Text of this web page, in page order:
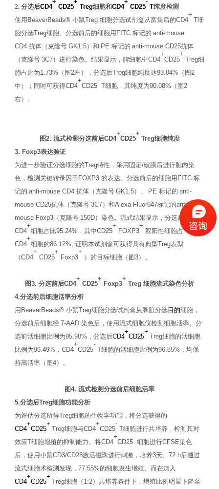
2. 分选后CD4
+
CD25
+
Treg细胞和CD4
+
CD25
-
T纯度检测
使用 BeaverBeads® 小鼠Treg 细胞分选试剂盒从富集后的CD4
+
T细
胞分选Treg细胞。 分选前后的细胞用 FITC 标记的 anti-mouse
CD4 抗体（克隆号 GK1.5）和 PE 标记的 anti-mouse CD25抗体
（克隆号 3C7）进行染色。 结果显示，脾细胞中CD4
+
CD25
+
Treg细
胞占比为1.73% （ 图2左）， 分选后Treg细胞纯度达93.04% （ 图2
中）
；同时可获得CD4
+
CD25
-
T细胞， 其纯度为90.08% （ 图2
右） 。
图2. 流式检测分选前后CD4
+
CD25
+
Treg细胞纯度
3. Foxp3表达验证
为进一步验证分选细胞的Treg特性，采用固定/破膜后进行胞内染
色，检测关键转录因子FOXP3 的表达。分选前后的细胞用 FITC 标
记的 anti-mouse CD4 抗体（克隆号 GK1.5）、 PE 标记的 anti-
mouse CD25抗体（克隆号 3C7）和Alexa Fluor647标记的anti-
mouse Foxp3 （克隆号 150D）染色。流式结果显示，分选后
CD4
+
细胞占比95.24% ，其中CD25
+
FOXP3
+
双阳性细胞占
CD4
+
细胞的86.12%, 证明本试剂盒可获得具有典型Treg表型
（CD4
+
CD25
+
Foxp3
+
）的目标细胞 （ 图3）。
图3. 分选前后CD4
+
CD25
+
Foxp3
+
Treg 细胞流式染色分析
4.分选前后细胞活率分析
用 BeaverBeads® 小鼠Treg细胞分选试剂盒从脾脏分选目的细胞，
分选前后细胞经 7-AAD 染色后，使用流式细胞仪检测细胞活率。分
选前活细胞比例为95.90% ，分选后CD4
+
CD25
+
Treg细胞的活细胞
比例为96.49% ， CD4
+
CD25
-
T细胞的活细胞比例为96.85% ，均保
持高活率 （ 图4）。
图4. 流式检测分选前后细胞活率
5.分选后Treg细胞功能分析
为评估分选所得Treg细胞的生物学功能，将分选获得的
CD4
+
CD25
+
Treg细胞与CD4
+
CD25
-
T细胞进行共培养，检测其对
效应T细胞增殖的抑制能力。将CD4
+
CD25
-
细胞进行CFSE染色
后，使用小鼠CD3/CD28激活磁珠进行刺激，培养3天。 72 h后通过
流式细胞术检测发现， 77.55%的细胞发生增殖。而在加入
CD4
+
CD25
+
Treg细胞（ 1:2）共培养条件下，增殖比例明显下降至